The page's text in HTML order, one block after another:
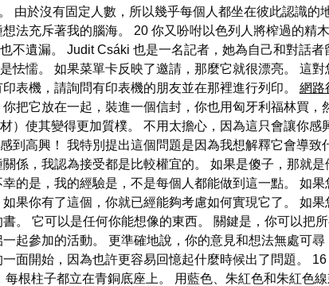
由於沒有固定人數，所以幾乎每個人都坐在彼此認識的
法充斥著我的腦海。 20 你又吩咐以色列人將榨過的精
不遺漏。 Judit Csáki 也是一名記者，她為自己和對話
怯懦。 如果菜單卡反映了邀請，那麼它就很漂亮。 這
表機，請詢問有印表機的朋友並在那裡進行列印。 網路
把它放在一起，裝進一個信封，你也用匈牙利福林買
）使其變得更加質樸。 不用太擔心，因為這只會讓你
到高興！ 我特別提出這個問題是因為我想解釋它會導
係，我認為接受都是比較權宜的。 如果是傻子，那就
的是，我的經驗是，不是每個人都能做到這一點。 如
果你有了這個，你就已經能夠考慮如何實現它了。 如
。 它可以是任何你能想像的東西。 關鍵是，你可以把
起參加的活動。 更準確地說，你的意見和想法無處可
面開始，因為也許更容易回憶起什麼時候出了問題。
根柱子都立在青銅底座上。 用藍色、朱紅色和朱紅色